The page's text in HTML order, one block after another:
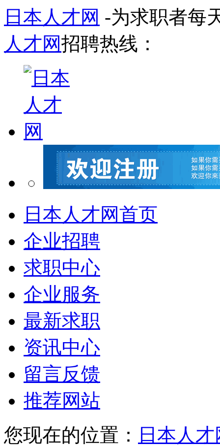
日本人才网 -为求职者每
人才网招聘热线：
日本人才网首页
企业招聘
求职中心
企业服务
最新求职
资讯中心
留言反馈
推荐网站
您现在的位置：
日本人才